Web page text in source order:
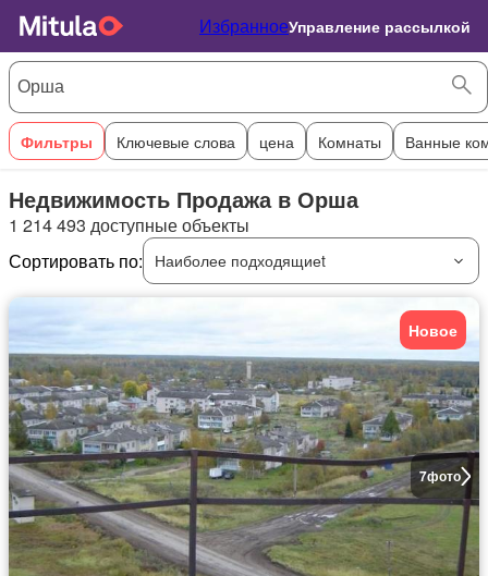
ИзбранноеУправление рассылкой
Фильтры Ключевые слова цена Комнаты Ванные
Недвижимость Продажа в Орша
1 214 493 доступные объекты
Сортировать по:
Наиболее подходящиеt
7фото
Новое